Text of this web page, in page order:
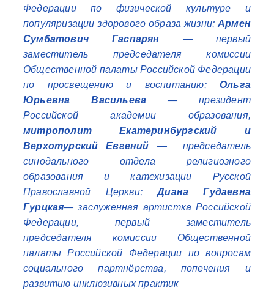
Федерации по физической культуре и
популяризации здорового образа жизни; Армен
Сумбатович Гаспарян — первый
заместитель председателя комиссии
Общественной палаты Российской Федерации
по просвещению и воспитанию; Ольга
Юрьевна Васильева — президент
Российской академии образования,
митрополит Екатеринбургский и
Верхотурский Евгений — председатель
синодального отдела религиозного
образования и катехизации Русской
Православной Церкви;Диана Гудаевна
Гурцкая— заслуженная артистка Российской
Федерации, первый заместитель
председателя комиссии Общественной
палаты Российской Федерации по вопросам
социального партнёрства, попечения и
развитию инклюзивных практик